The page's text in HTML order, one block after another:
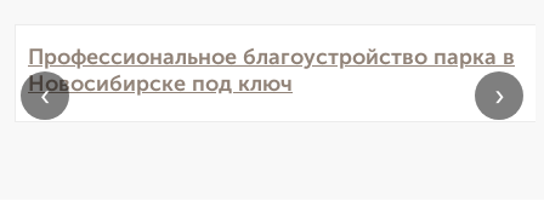
Профессиональное благоустройство парка в
Новосибирске под ключ
‹ ›